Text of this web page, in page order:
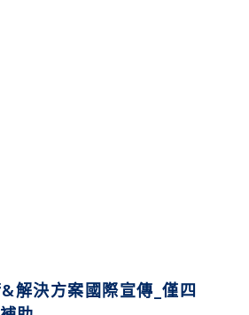
解決方案國際宣傳_僅四